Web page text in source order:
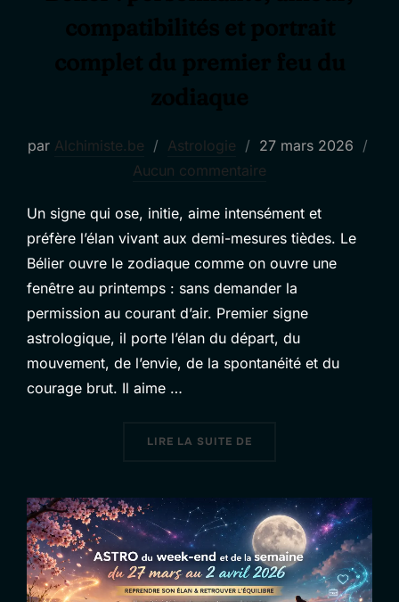
par Alchimiste.be Astrologie
Publié
le
27 mars 2026
Aucun commentaire
Un signe qui ose, initie, aime intensément et
préfère l’élan vivant aux demi-mesures tièdes. Le
Bélier ouvre le zodiaque comme on ouvre une
fenêtre au printemps : sans demander la
permission au courant d’air. Premier signe
astrologique, il porte l’élan du départ, du
mouvement, de l’envie, de la spontanéité et du
courage brut. Il aime …
LIRE LA SUITE DE